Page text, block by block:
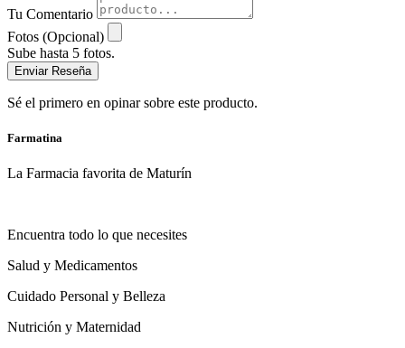
Tu Comentario
Fotos (Opcional)
Sube hasta 5 fotos.
Enviar Reseña
Sé el primero en opinar sobre este producto.
Farmatina
La Farmacia favorita de Maturín
Encuentra todo lo que necesites
Salud y Medicamentos
Cuidado Personal y Belleza
Nutrición y Maternidad